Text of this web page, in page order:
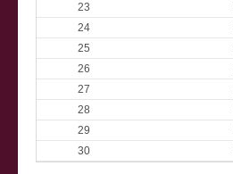
23
24
25
26
27
28
29
30